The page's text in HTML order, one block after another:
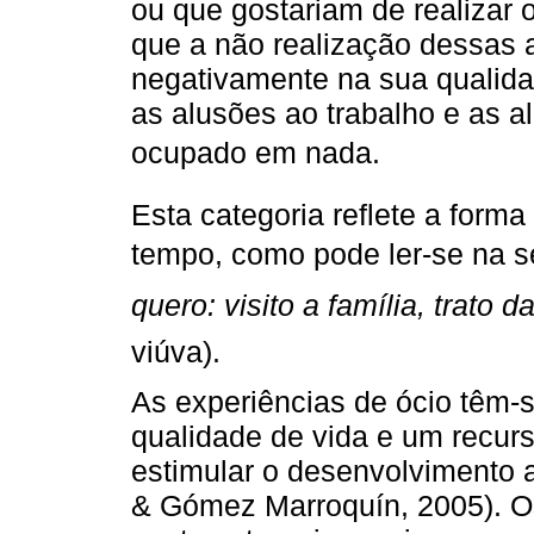
ou que gostariam de realizar
que a não realização dessas
negativamente na sua
as alusões ao trabalho e as
ocupado em nada.
Esta categoria reflete a
tempo, como pode ler-se na
quero: visito a família, trato
viúva).
As experiências de ócio têm-
qualidade de vida e um
estimular o desenvolvimento
& Gómez Marroquín, 2005).